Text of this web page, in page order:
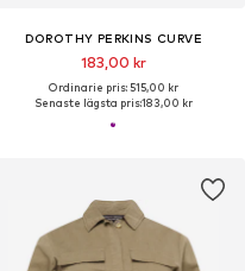
DOROTHY PERKINS CURVE
183,00 kr
Ordinarie pris: 515,00 kr
Senaste lägsta pris:183,00 kr